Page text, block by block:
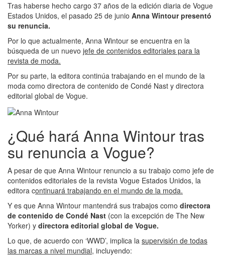
Tras haberse hecho cargo 37 años de la edición diaria de Vogue
Estados Unidos, el pasado 25 de junio Anna Wintour presentó
su renuncia.
Por lo que actualmente, Anna Wintour se encuentra en la
búsqueda de un nuevo jefe de contenidos editoriales para la
revista de moda.
Por su parte, la editora continúa trabajando en el mundo de la
moda como directora de contenido de Condé Nast y directora
editorial global de Vogue.
¿Qué hará Anna Wintour tras
su renuncia a Vogue?
A pesar de que Anna Wintour renuncio a su trabajo como jefe de
contenidos editoriales de la revista Vogue Estados Unidos, la
editora continuará trabajando en el mundo de la moda.
Y es que Anna Wintour mantendrá sus trabajos como directora
de contenido de Condé Nast (con la excepción de The New
Yorker) y directora editorial global de Vogue.
Lo que, de acuerdo con ‘WWD’, implica la supervisión de todas
las marcas a nivel mundial, incluyendo: